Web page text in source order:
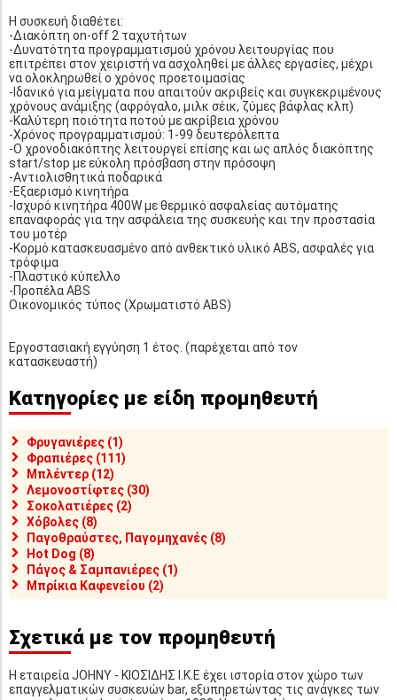
Η συσκευή διαθέτει:
-Διακόπτη on-off 2 ταχυτήτων
-Δυνατότητα προγραμματισμού χρόνου λειτουργίας που
επιτρέπει στον χειριστή να ασχοληθεί με άλλες εργασίες, μέχρι
να ολοκληρωθεί ο χρόνος προετοιμασίας
-Ιδανικό για μείγματα που απαιτούν ακριβείς και συγκεκριμένους
χρόνους ανάμιξης (αφρόγαλο, μιλκ σέικ, ζύμες βάφλας κλπ)
-Καλύτερη ποιότητα ποτού με ακρίβεια χρόνου
-Χρόνος προγραμματισμού: 1-99 δευτερόλεπτα
-Ο χρονοδιακόπτης λειτουργεί επίσης και ως απλός διακόπτης
start/stop με εύκολη πρόσβαση στην πρόσοψη
-Αντιολισθητικά ποδαρικά
-Εξαερισμό κινητήρα
-Ισχυρό κινητήρα 400W με θερμικό ασφαλείας αυτόματης
επαναφοράς για την ασφάλεια της συσκευής και την προστασία
του μοτέρ
-Κορμό κατασκευασμένο από ανθεκτικό υλικό ABS, ασφαλές για
τρόφιμα
-Πλαστικό κύπελλο
-Προπέλα ABS
Οικονομικός τύπος (Χρωματιστό ABS)
Εργοστασιακή εγγύηση 1 έτος. (παρέχεται από τον
κατασκευαστή)
Κατηγορίες με είδη προμηθευτή
Φρυγανιέρες (1)
Φραπιέρες (111)
Μπλέντερ (12)
Λεμονοστίφτες (30)
Σοκολατιέρες (2)
Χόβολες (8)
Παγοθραύστες, Παγομηχανές (8)
Hot Dog (8)
Πάγος & Σαμπανιέρες (1)
Μπρίκια Καφενείου (2)
Σχετικά με τον προμηθευτή
Η εταιρεία JOHNY - ΚΙΟΣΙΔΗΣ Ι.Κ.Ε έχει ιστορία στον χώρο των
επαγγελματικών συσκευών bar, εξυπηρετώντας τις ανάγκες των